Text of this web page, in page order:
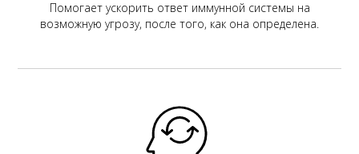
Помогает ускорить ответ иммунной системы на
возможную угрозу, после того, как она определена.